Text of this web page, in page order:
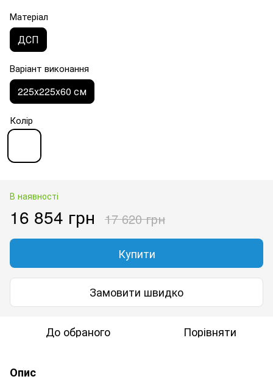
Матеріал
ДСП
Варіант виконання
225x225x60 см
Колір
В наявності
16 854 грн 17 620 грн
Купити
Замовити швидко
До обраного Порівняти
Опис